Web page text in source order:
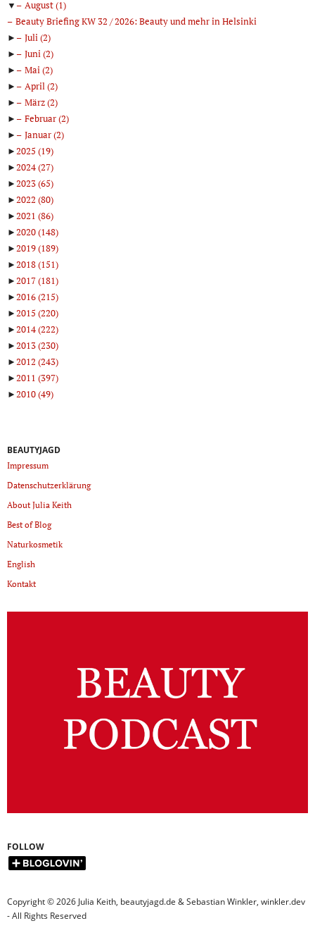
▼
August(1)
Beauty Briefing KW 32 / 2026: Beauty und mehr in Helsinki
►
Juli(2)
►
Juni(2)
►
Mai(2)
►
April(2)
►
März(2)
►
Februar(2)
►
Januar(2)
►2025 (19)
►2024(27)
►2023(65)
►2022 (80)
►2021 (86)
►2020(148)
►2019(189)
►2018(151)
►2017(181)
►2016(215)
►2015 (220)
►2014(222)
►2013(230)
►2012 (243)
►2011 (397)
►2010(49)
BEAUTYJAGD
Impressum
Datenschutzerklärung
About Julia Keith
Best of Blog
Naturkosmetik
English
Kontakt
FOLLOW
Copyright © 2026 Julia Keith, beautyjagd.de & Sebastian Winkler, winkler.dev
- All Rights Reserved